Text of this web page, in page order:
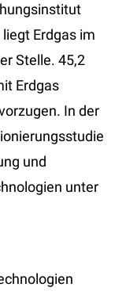
Erdgas im
Stelle. 45,2
Erdgas
In der
und
unter